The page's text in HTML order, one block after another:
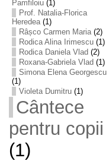
Pamfiloiu(1)
Prof. Natalia-Florica
Heredea(1)
Râșco Carmen Maria(2)
Rodica Alina Irimescu(1)
Rodica Daniela Vlad (2)
Roxana-Gabriela Vlad (1)
Simona Elena Georgescu
(1)
Violeta Dumitru(1)
Cântece
pentru copii
(1)